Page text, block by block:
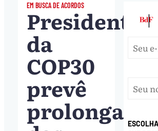
EM BUSCA DE ACORDOS
Presidente
da
COP30
prevê
|